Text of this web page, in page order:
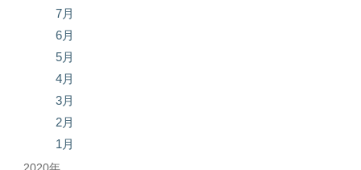
7月
6月
5月
4月
3月
2月
1月